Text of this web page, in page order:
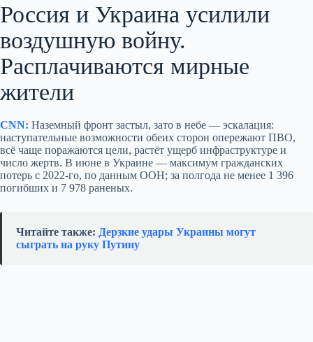
Россия и Украина усилили
воздушную войну.
Расплачиваются мирные
жители
CNN: Наземный фронт застыл, зато в небе — эскалация:
наступательные возможности обеих сторон опережают ПВО,
всё чаще поражаются цели, растёт ущерб инфраструктуре и
число жертв. В июне в Украине — максимум гражданских
потерь с 2022‑го, по данным ООН; за полгода не менее 1 396
погибших и 7 978 раненых.
Читайте также: Дерзкие удары Украины могут
сыграть на руку Путину